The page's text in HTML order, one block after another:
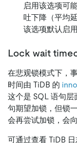
启用该选项可
吐下降（平均
该选项默认启
Lock wait
在悲观锁模式下，
时间由 TiDB 的
这个是 SQL 语句
句期望加锁，但锁
会再尝试加锁，会
可通过查看 TiDB 日